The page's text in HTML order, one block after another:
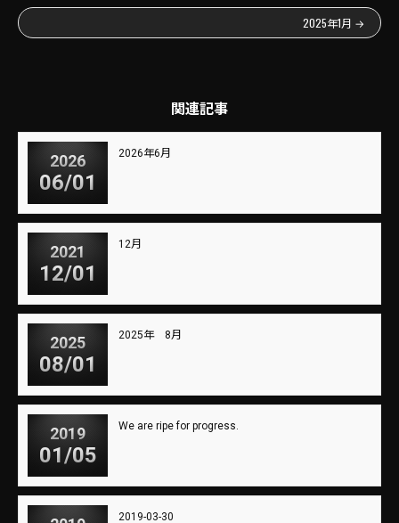
2025年1月 →
関連記事
2026
06/01
2026年6月
2021
12/01
12月
2025
08/01
2025年 8月
2019
01/05
We are ripe for progress.
2019-03-30